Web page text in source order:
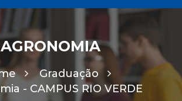
AGRONOMIA
Graduação
- CAMPUS RIO VERDE